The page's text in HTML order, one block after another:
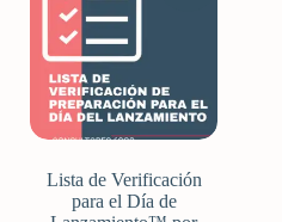
Lista de Verificación
para el Día de